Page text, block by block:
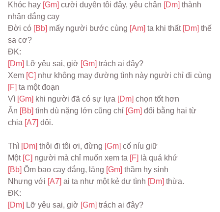
Khóc hay [Gm] cười duyên tôi đây, yêu chân [Dm] thành
nhận đắng cay
Đời có [Bb] mấy người bước cùng [Am] ta khi thất [Dm] thế
sa cơ?
ĐK:
[Dm] Lỡ yêu sai, giờ [Gm] trách ai đây?
Xem [C]
[F] ta một đoạn
Vì [Gm] khi người đã có sự lựa [Dm] chọn tốt hơn
Ân [Bb] tình dù nặng lớn cũng chỉ [Gm] đổi bằng hai từ
chia [A7] đôi.
Thì [Dm] thôi đi tôi ơi, đừng [Gm] cố níu giữ
Một [C] người mà chỉ muốn xem ta [F] là quá khứ
[Bb] Ôm bao cay đắng, lặng [Gm] thầm hy sinh
Nhưng với [A7] ai ta như một kẻ dư tình [Dm] thừa.
ĐK:
[Dm] Lỡ yêu sai, giờ [Gm] trách ai đây?